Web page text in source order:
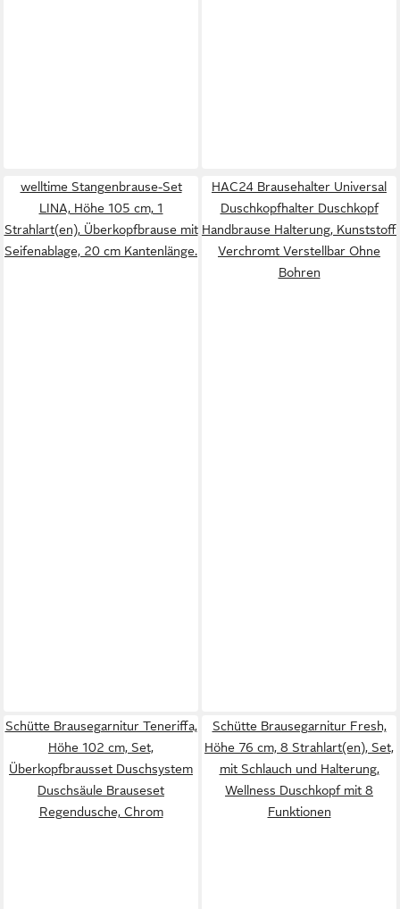
welltime Stangenbrause-Set
LINA, Höhe 105 cm, 1
Strahlart(en), Überkopfbrause mit
Seifenablage, 20 cm Kantenlänge.
HAC24 Brausehalter Universal
Duschkopfhalter Duschkopf
Handbrause Halterung, Kunststoff
Verchromt Verstellbar Ohne
Bohren
Schütte Brausegarnitur Teneriffa,
Höhe 102 cm, Set,
Überkopfbrausset Duschsystem
Duschsäule Brauseset
Regendusche, Chrom
Schütte Brausegarnitur Fresh,
Höhe 76 cm, 8 Strahlart(en), Set,
mit Schlauch und Halterung,
Wellness Duschkopf mit 8
Funktionen